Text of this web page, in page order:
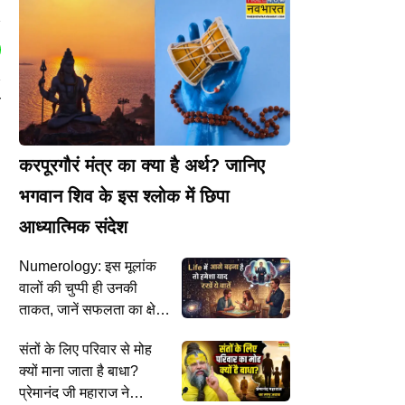
करपूरगौरं मंत्र का क्या है अर्थ? जानिए
भगवान शिव के इस श्लोक में छिपा
आध्यात्मिक संदेश
Numerology: इस मूलांक
वालों की चुप्पी ही उनकी
ताकत, जानें सफलता का क्षेत्र
संतों के लिए परिवार से मोह
क्यों माना जाता है बाधा?
प्रेमानंद जी महाराज ने